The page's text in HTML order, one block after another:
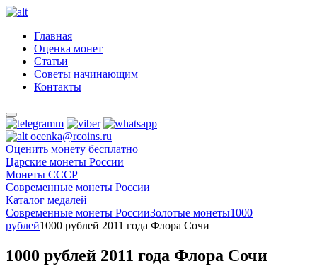
Главная
Оценка монет
Статьи
Советы начинающим
Контакты
ocenka@rcoins.ru
Оценить монету бесплатно
Царские монеты России
Монеты СССР
Современные монеты России
Каталог медалей
Современные монеты РоссииЗолотые монеты1000
рублей1000 рублей 2011 года Флора Сочи
1000 рублей 2011 года Флора Сочи